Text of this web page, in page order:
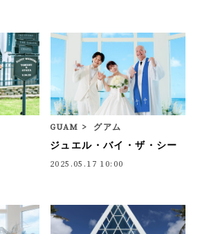
GUAM グアム
ジュエル・バイ・ザ・シー
2025.05.17 10:00